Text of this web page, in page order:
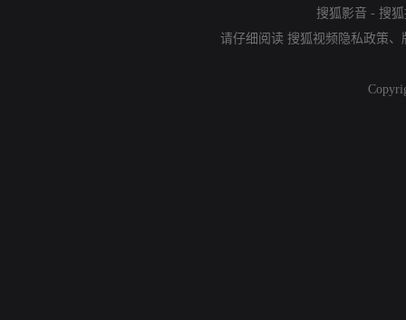
搜狐影音 - 搜
请仔细阅读 搜狐视频隐私政策、